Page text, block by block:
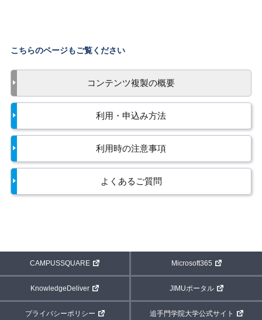
こちらのページもご覧ください
コンテンツ複製の概要
利用・申込み方法
利用時の注意事項
よくあるご質問
CAMPUSSQUARE Microsoft365
KnowledgeDeliver JIMUポータル
プライバシーポリシー 追手門学院大学公式サイト